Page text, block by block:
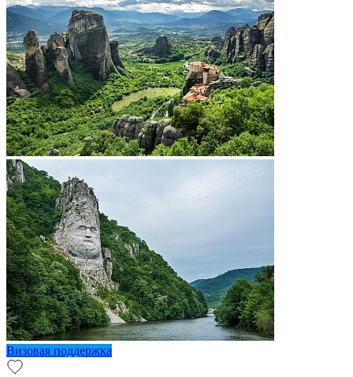
Визовая поддержка